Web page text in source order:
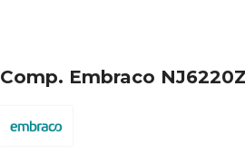
Comp. Embraco